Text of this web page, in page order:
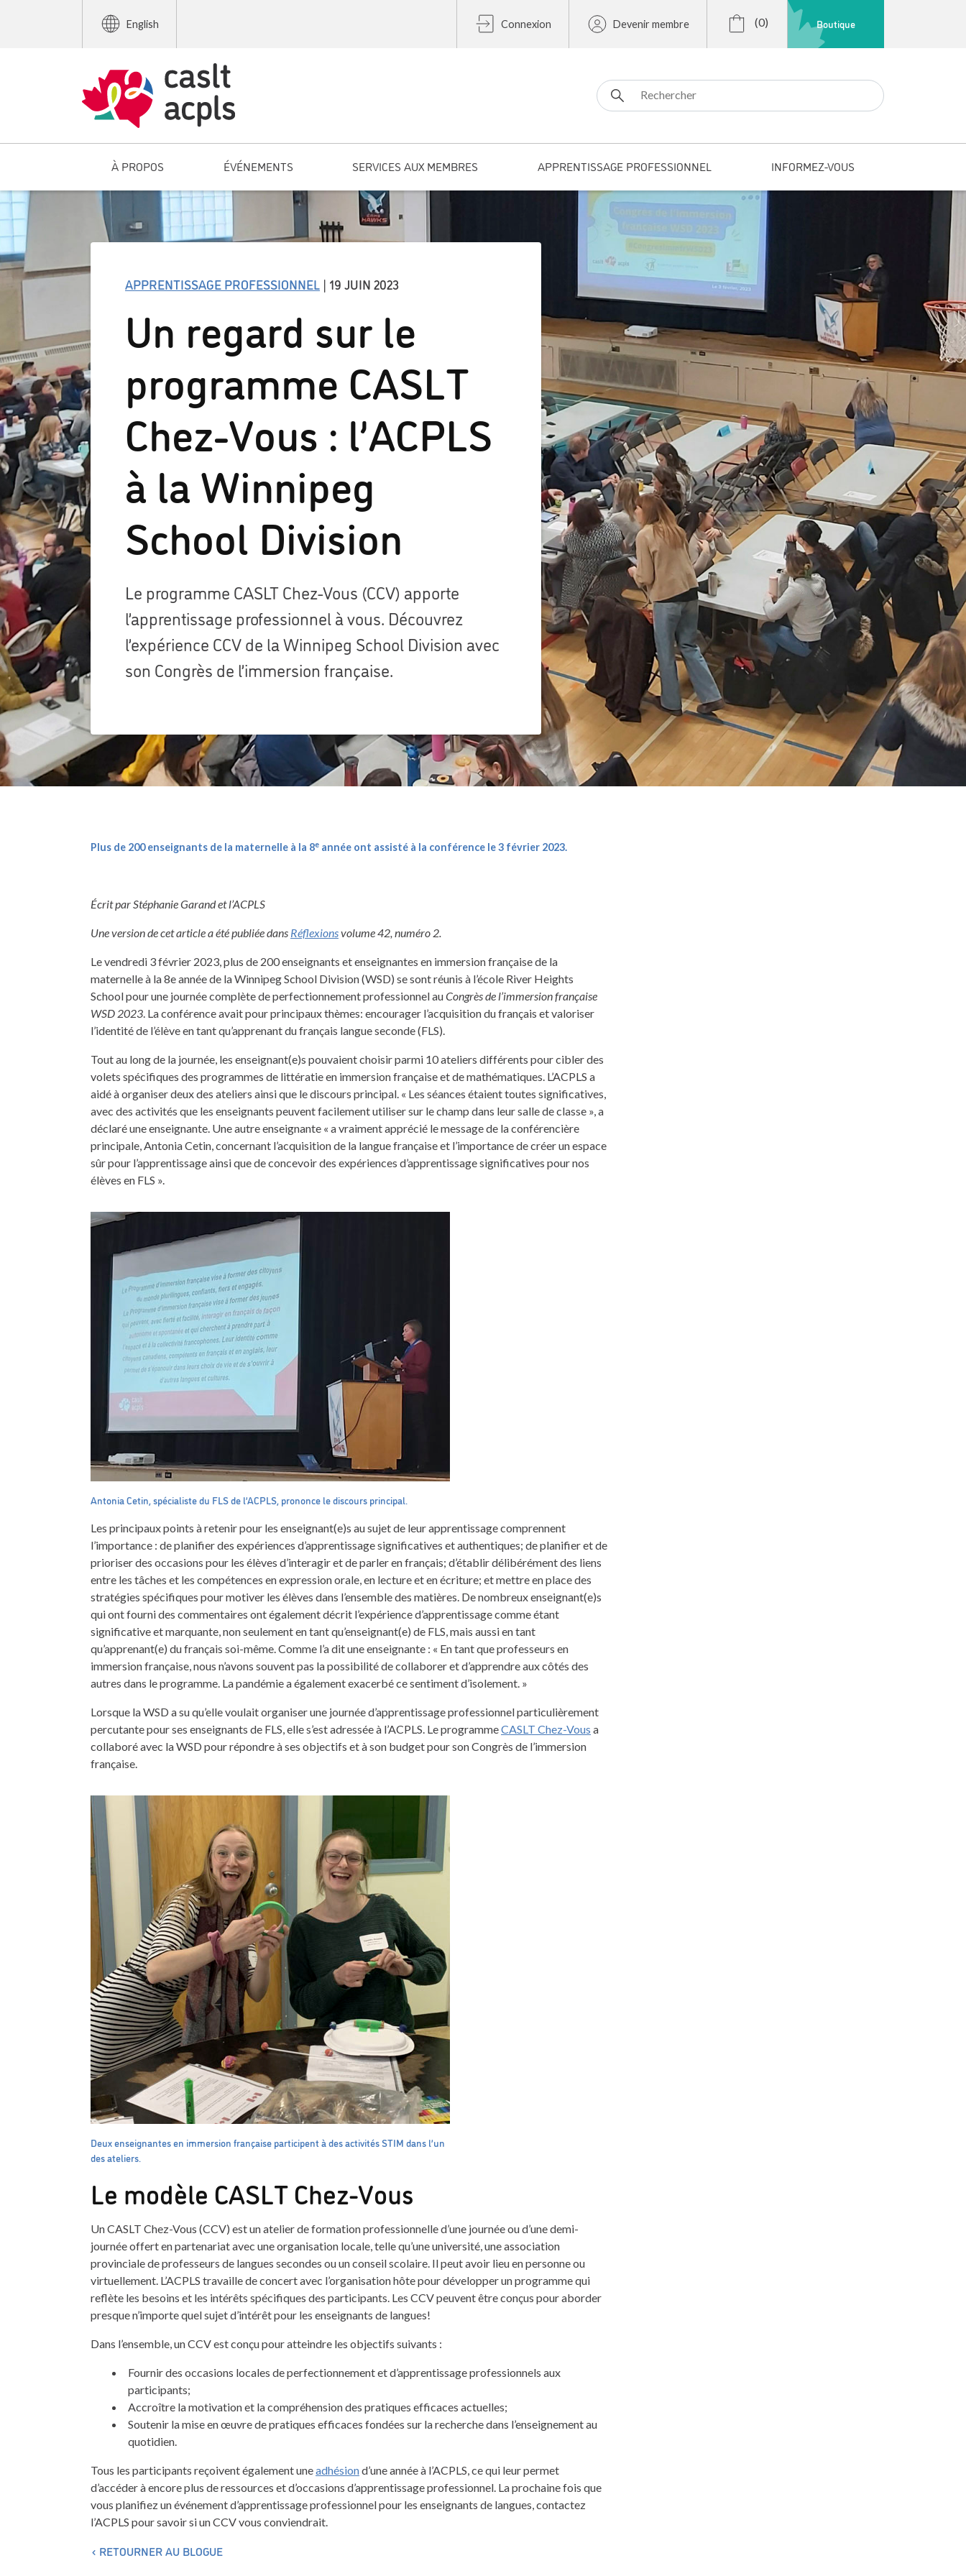
English Connexion Devenir membre (0) Boutique
Search for:
À PROPOS ÉVÉNEMENTS SERVICES AUX MEMBRES APPRENTISSAGE PROFESSIONNEL INFORMEZ-VOUS
APPRENTISSAGE PROFESSIONNEL | 19 JUIN 2023
Un regard sur le
programme CASLT
Chez-Vous : l’ACPLS
à la Winnipeg
School Division
Le programme CASLT Chez-Vous (CCV) apporte
l’apprentissage professionnel à vous. Découvrez
l’expérience CCV de la Winnipeg School Division avec
son Congrès de l’immersion française.
Plus de 200 enseignants de la maternelle à la 8e année ont assisté à la conférence le 3 février 2023.
Écrit par Stéphanie Garand et l’ACPLS
Une version de cet article a été publiée dans Réflexionsvolume 42, numéro 2.
Le vendredi 3 février 2023, plus de 200 enseignants et enseignantes en immersion française de la
maternelle à la 8e année de la Winnipeg School Division (WSD) se sont réunis à l’école River Heights
School pour une journée complète de perfectionnement professionnel auCongrès de l’immersion française
WSD 2023. La conférence avait pour principaux thèmes: encourager l’acquisition du français et valoriser
l’identité de l’élève en tant qu’apprenant du français langue seconde (FLS).
Tout au long de la journée, les enseignant(e)s pouvaient choisir parmi 10 ateliers différents pour cibler des
volets spécifiques des programmes de littératie en immersion française et de mathématiques. L’ACPLS a
aidé à organiser deux des ateliers ainsi que le discours principal. « Les séances étaient toutes significatives,
avec des activités que les enseignants peuvent facilement utiliser sur le champ dans leur salle de classe », a
déclaré une enseignante. Une autre enseignante « a vraiment apprécié le message de la conférencière
principale, Antonia Cetin, concernant l’acquisition de la langue française et l’importance de créer un espace
sûr pour l’apprentissage ainsi que de concevoir des expériences d’apprentissage significatives pour nos
élèves en FLS ».
Antonia Cetin, spécialiste du FLS de l’ACPLS, prononce le discours principal.
Les principaux points à retenir pour les enseignant(e)s au sujet de leur apprentissage comprennent
l’importance : de planifier des expériences d’apprentissage significatives et authentiques; de planifier et de
prioriser des occasions pour les élèves d’interagir et de parler en français; d’établir délibérément des liens
entre les tâches et les compétences en expression orale, en lecture et en écriture; et mettre en place des
stratégies spécifiques pour motiver les élèves dans l’ensemble des matières. De nombreux enseignant(e)s
qui ont fourni des commentaires ont également décrit l’expérience d’apprentissage comme étant
significative et marquante, non seulement en tant qu’enseignant(e) de FLS, mais aussi en tant
qu’apprenant(e) du français soi-même. Comme l’a dit une enseignante : « En tant que professeurs en
immersion française, nous n’avons souvent pas la possibilité de collaborer et d’apprendre aux côtés des
autres dans le programme. La pandémie a également exacerbé ce sentiment d’isolement. »
Lorsque la WSD a su qu’elle voulait organiser une journée d’apprentissage professionnel particulièrement
percutante pour ses enseignants de FLS, elle s’est adressée à l’ACPLS. Le programmeCASLT Chez-Vous a
collaboré avec la WSD pour répondre à ses objectifs et à son budget pour son Congrès de l’immersion
française.
Deux enseignantes en immersion française participent à des activités STIM dans l’un
des ateliers.
Le modèle CASLT Chez-Vous
Un CASLT Chez-Vous (CCV) est un atelier de formation professionnelle d’une journée ou d’une demi-
journée offert en partenariat avec une organisation locale, telle qu’une université, une association
provinciale de professeurs de langues secondes ou un conseil scolaire. Il peut avoir lieu en personne ou
virtuellement. L’ACPLS travaille de concert avec l’organisation hôte pour développer un programme qui
reflète les besoins et les intérêts spécifiques des participants. Les CCV peuvent être conçus pour aborder
presque n’importe quel sujet d’intérêt pour les enseignants de langues!
Dans l’ensemble, un CCV est conçu pour atteindre les objectifs suivants :
Fournir des occasions locales de perfectionnement et d’apprentissage professionnels aux
participants;
Accroître la motivation et la compréhension des pratiques efficaces actuelles;
Soutenir la mise en œuvre de pratiques efficaces fondées sur la recherche dans l’enseignement au
quotidien.
Tous les participants reçoivent également uneadhésiond’une année à l’ACPLS, ce qui leur permet
d’accéder à encore plus de ressources et d’occasions d’apprentissage professionnel. La prochaine fois que
vous planifiez un événement d’apprentissage professionnel pour les enseignants de langues, contactez
l’ACPLS pour savoir si un CCV vous conviendrait.
RETOURNER AU BLOGUE